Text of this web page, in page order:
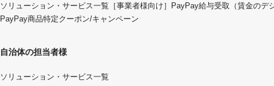
ソリューション・サービス一覧 ［事業者様向け］PayPay給与受取（賃金のデ
PayPay商品特定クーポン/キャンペーン
自治体の担当者様
ソリューション・サービス一覧